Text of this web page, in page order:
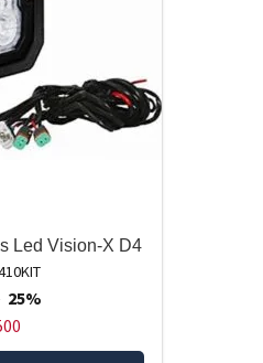
Led Vision-X D4
25%